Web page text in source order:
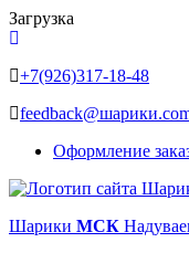
Загрузка
+7(926)317-18-48
Оформление
Шарики МСК